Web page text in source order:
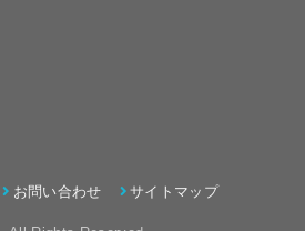
お問い合わせ サイトマップ